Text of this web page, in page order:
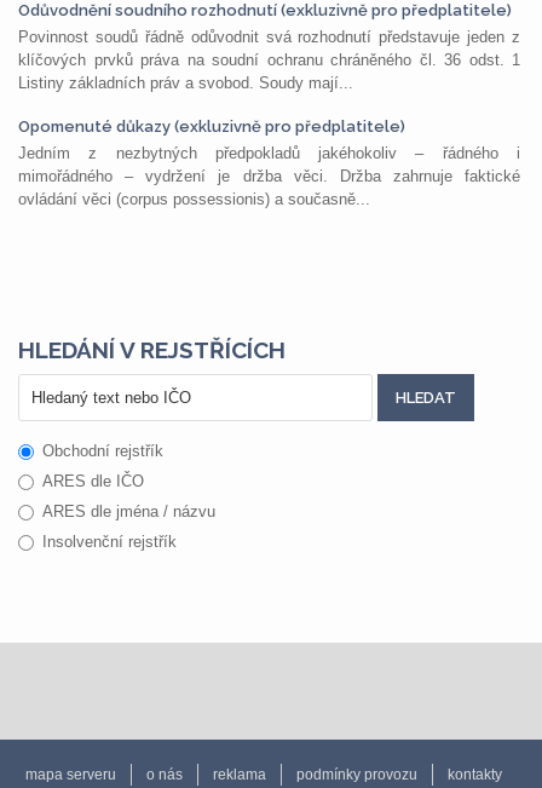
Odůvodnění soudního rozhodnutí (exkluzivně pro předplatitele)
Povinnost soudů řádně odůvodnit svá rozhodnutí představuje jeden z
klíčových prvků práva na soudní ochranu chráněného čl. 36 odst. 1
Listiny základních práv a svobod. Soudy mají...
Opomenuté důkazy (exkluzivně pro předplatitele)
Jedním z nezbytných předpokladů jakéhokoliv – řádného i
mimořádného – vydržení je držba věci. Držba zahrnuje faktické
ovládání věci (corpus possessionis) a současně...
HLEDÁNÍ V REJSTŘÍCÍCH
Obchodní rejstřík
ARES dle IČO
ARES dle jména / názvu
Insolvenční rejstřík
mapa serveru o nás reklama podmínky provozu kontakty